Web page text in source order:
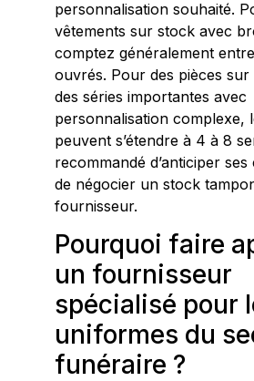
personnalisation souhaité.
vêtements sur stock avec
comptez généralement
ouvrés. Pour des pièces
des séries importantes avec
personnalisation complexe,
peuvent s’étendre à 4 à 8
recommandé d’anticiper
de négocier un stock
fournisseur.
Pourquoi faire
un fournisseur
spécialisé pour
uniformes du
funéraire ?